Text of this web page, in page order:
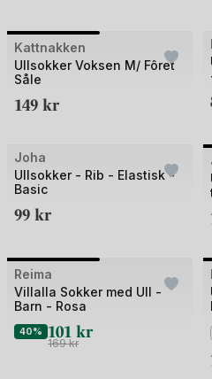
Bilde
av
Kattnakken
Ullsokker Voksen M/ Fôret
Såle
149 kr
Outlet
Joha
Ullsokker - Rib - Elastisk -
Basic
99 kr
4
Outlet
Bilde
av
Reima
Villalla Sokker med Ull -
Barn - Rosa
40% 101 kr
169kr